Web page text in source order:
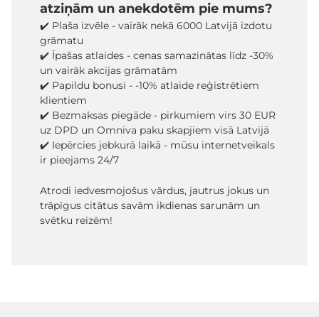
atziņām un anekdotēm pie mums?
✔️ Plaša izvēle - vairāk nekā 6000 Latvijā izdotu
grāmatu
✔️ Īpašas atlaides - cenas samazinātas līdz -30%
un vairāk akcijas grāmatām
✔️ Papildu bonusi - -10% atlaide reģistrētiem
klientiem
✔️ Bezmaksas piegāde - pirkumiem virs 30 EUR
uz DPD un Omniva paku skapjiem visā Latvijā
✔️ Iepērcies jebkurā laikā - mūsu internetveikals
ir pieejams 24/7
Atrodi iedvesmojošus vārdus, jautrus jokus un
trāpīgus citātus savām ikdienas sarunām un
svētku reizēm!